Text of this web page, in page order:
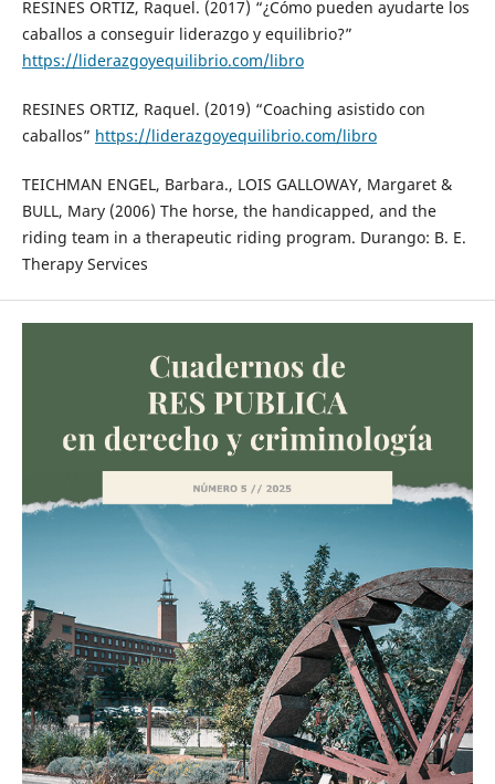
RESINES ORTIZ, Raquel. (2017) “¿Cómo pueden ayudarte los
caballos a conseguir liderazgo y equilibrio?”
https://liderazgoyequilibrio.com/libro
RESINES ORTIZ, Raquel. (2019) “Coaching asistido con
caballos” https://liderazgoyequilibrio.com/libro
TEICHMAN ENGEL, Barbara., LOIS GALLOWAY, Margaret &
BULL, Mary (2006) The horse, the handicapped, and the
riding team in a therapeutic riding program. Durango: B. E.
Therapy Services